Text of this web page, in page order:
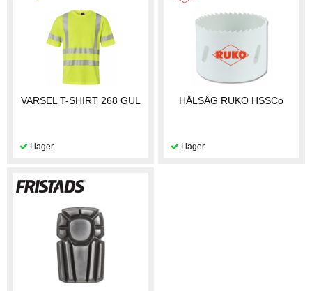
VARSEL T-SHIRT 268 GUL HÅLSÅG RUKO HSSCo